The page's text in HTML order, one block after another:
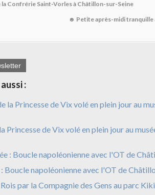
Confrérie Saint-Vorles à Châtillon-sur-Seine
☻ Petite après-midi tranquille
:
Princesse de Vix volé en plein jour au
Boucle napoléonienne avec l'OT de